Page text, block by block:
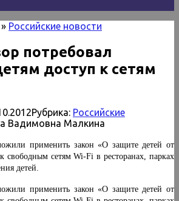
» Российские новости
потребовал
доступ к сетям
Рубрика: Российские
Вадимовна Малкина
применить закон «О защите детей от
свободным сетям Wi-Fi в ресторанах, парках
детей.
применить закон «О защите детей от